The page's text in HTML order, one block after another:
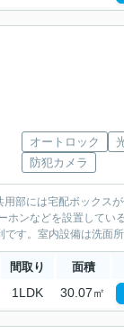
オートロック
防犯カメラ
部には宅配ボックス
ンなどを設置してい
す。室内設備は洗面
間取り 面積
1LDK 30.07㎡